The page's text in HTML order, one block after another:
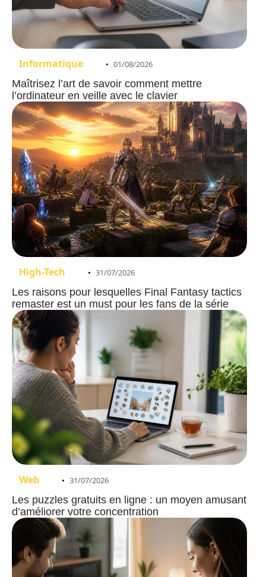
Informatique 01/08/2026
Maîtrisez l’art de savoir comment mettre
l’ordinateur en veille avec le clavier
High-Tech 31/07/2026
Les raisons pour lesquelles Final Fantasy tactics
remaster est un must pour les fans de la série
Web 31/07/2026
Les puzzles gratuits en ligne : un moyen amusant
d’améliorer votre concentration